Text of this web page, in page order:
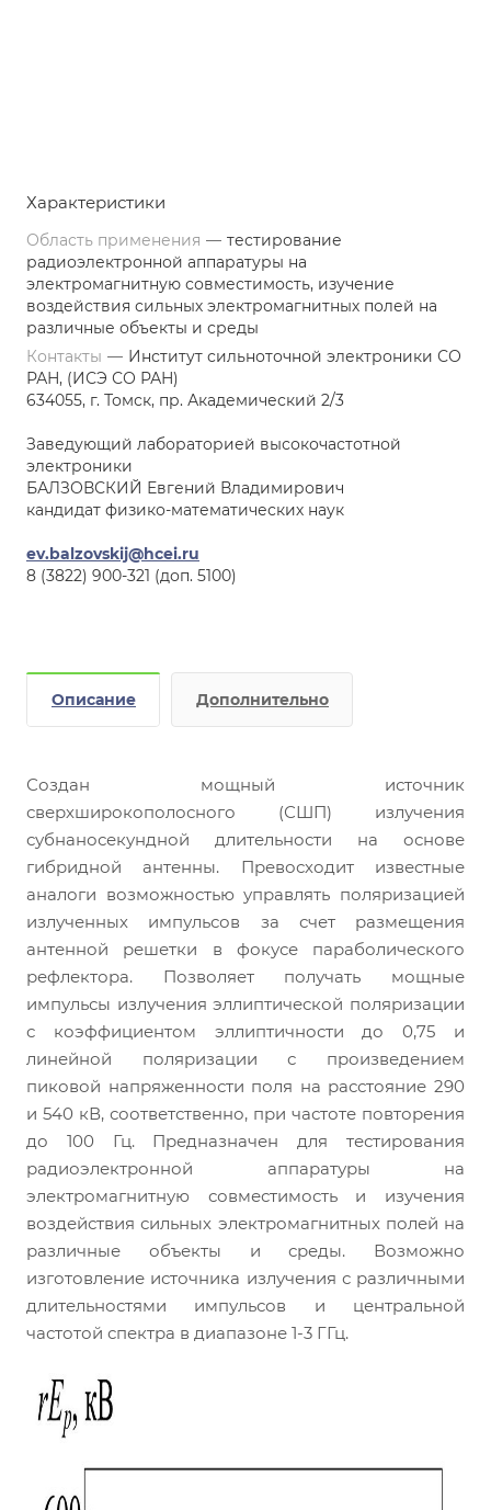
Характеристики
Область применения — тестирование
радиоэлектронной аппаратуры на
электромагнитную совместимость, изучение
воздействия сильных электромагнитных полей на
различные объекты и среды
Контакты — Институт сильноточной электроники СО
РАН, (ИСЭ СО РАН)
634055, г. Томск, пр. Академический 2/3
Заведующий лабораторией высокочастотной
электроники
БАЛЗОВСКИЙ Евгений Владимирович
кандидат физико-математических наук
ev.balzovskij@hcei.ru
8 (3822) 900-321 (доп. 5100)
Описание Дополнительно
Создан мощный источник
сверхширокополосного (СШП) излучения
субнаносекундной длительности на основе
гибридной антенны. Превосходит известные
аналоги возможностью управлять поляризацией
излученных импульсов за счет размещения
антенной решетки в фокусе параболического
рефлектора. Позволяет получать мощные
импульсы излучения эллиптической поляризации
с коэффициентом эллиптичности до 0,75 и
линейной поляризации с произведением
пиковой напряженности поля на расстояние 290
и 540 кВ, соответственно, при частоте повторения
до 100 Гц. Предназначен для тестирования
радиоэлектронной аппаратуры на
электромагнитную совместимость и изучения
воздействия сильных электромагнитных полей на
различные объекты и среды. Возможно
изготовление источника излучения с различными
длительностями импульсов и центральной
частотой спектра в диапазоне 1-3 ГГц.